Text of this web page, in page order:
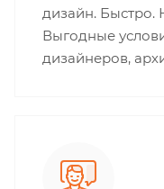
дизайн. Быстро.
Выгодные
дизайнеров,